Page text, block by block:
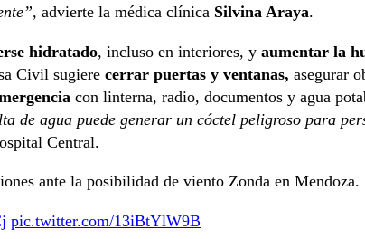
advierte la médica clínica Silvina Araya.
hidratado, incluso en interiores, y aumentar la
Civil sugiere cerrar puertas y ventanas, asegurar
con linterna, radio, documentos y agua
de agua puede generar un cóctel peligroso para
Central.
ante la posibilidad de viento Zonda en Mendoza.
pic.twitter.com/13iBtYlW9B